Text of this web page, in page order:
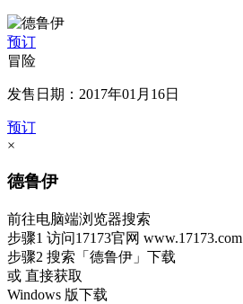
预订
冒险
发售日期：2017年01月16日
预订
×
德鲁伊
前往电脑端浏览器搜索
步骤1 访问17173官网 www.17173.com
步骤2 搜索 「德鲁伊」 下载
或 直接获取
Windows 版下载